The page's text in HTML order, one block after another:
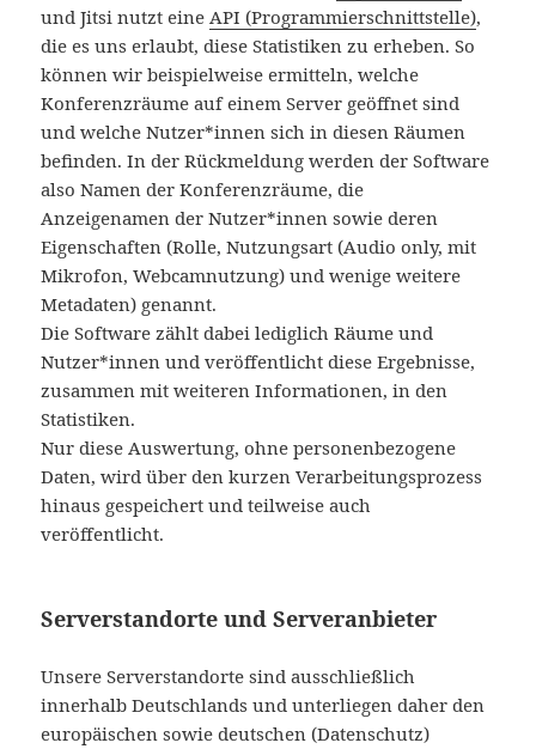
und Jitsinutzt eineAPI (Programmierschnittstelle),
die es uns erlaubt, diese Statistiken zu erheben. So
können wir beispielweise ermitteln, welche
Konferenzräume auf einem Server geöffnet sind
und welche Nutzer*innen sich in diesen Räumen
befinden. In der Rückmeldung werden der Software
also Namen der Konferenzräume, die
Anzeigenamen der Nutzer*innen sowie deren
Eigenschaften (Rolle, Nutzungsart (Audio only, mit
Mikrofon, Webcamnutzung) und wenige weitere
Metadaten) genannt.
Die Software zählt dabei lediglich Räume und
Nutzer*innen und veröffentlicht diese Ergebnisse,
zusammen mit weiteren Informationen, in den
Statistiken.
Nur diese Auswertung, ohne personenbezogene
Daten, wird über den kurzen Verarbeitungsprozess
hinaus gespeichert und teilweise auch
veröffentlicht.
Serverstandorte und Serveranbieter
Unsere Serverstandorte sind ausschließlich
innerhalb Deutschlands und unterliegen daher den
europäischen sowie deutschen (Datenschutz)